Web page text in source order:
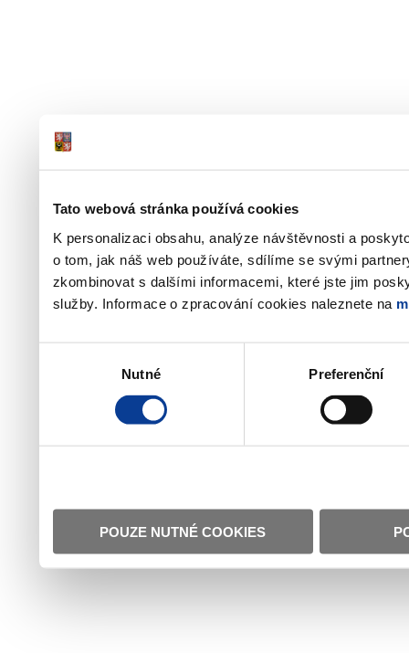
Tato webová stránka používá cookies
K personalizaci obsahu, analýze návštěvnosti a
o tom, jak náš web používáte, sdílíme se svými
zkombinovat s dalšími informacemi, které jste jim
služby. Informace o zpracování cookies naleznete na
Nutné Preferenční
POUZE NUTNÉ COOKIES